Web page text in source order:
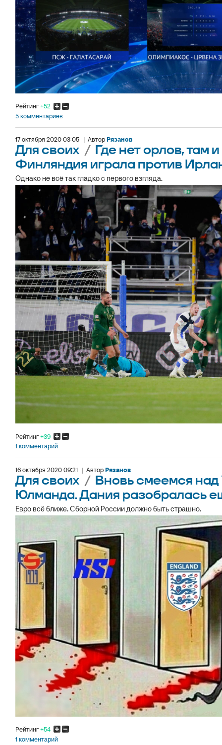
Рейтинг+52
5 комментариев
17 октября 2020 03:05 | АвторРязанов
Для своих / Где нет орлов, там
Финляндия играла против
Однако не всё так гладко с первого взгляда.
Рейтинг+39
1 комментарий
16 октября 2020 09:21 | АвторРязанов
Для своих / Вновь смеемся
Юлманда. Дания разобралась
Евро всё ближе. Сборной России должно быть страшно.
Рейтинг+54
1 комментарий